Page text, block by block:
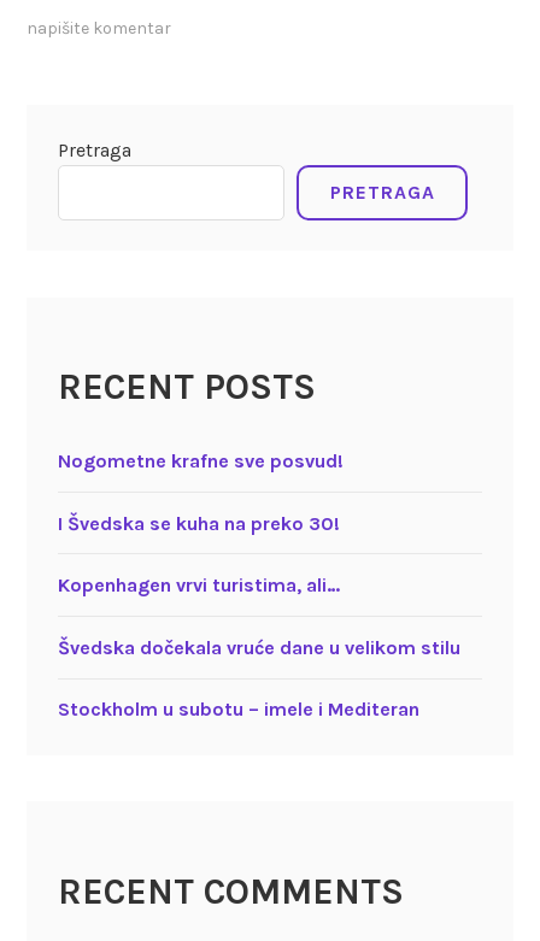
napišite komentar
Pretraga
PRETRAGA
RECENT POSTS
Nogometne krafne sve posvud!
I Švedska se kuha na preko 30!
Kopenhagen vrvi turistima, ali…
Švedska dočekala vruće dane u velikom stilu
Stockholm u subotu – imele i Mediteran
RECENT COMMENTS